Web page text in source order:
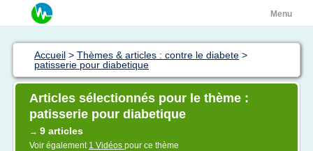
Menu
Accueil > Thèmes & articles : contre le diabete >
patisserie pour diabetique
Articles sélectionnés pour le thème :
patisserie pour diabetique
→ 9 articles
Voir également 1 Vidéos pour ce thème